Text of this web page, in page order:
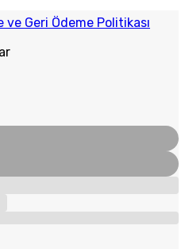
ve Geri Ödeme Politikası